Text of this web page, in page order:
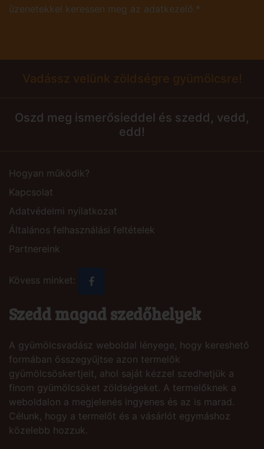
üzenetekkel keressen meg az adatkezelő.*
Vadássz velünk zöldségre gyümölcsre!
Oszd meg ismerősieddel és szedd, vedd,
edd!
Hogyan működik?
Kapcsolat
Adatvédelmi nyilatkozat
Általános felhasználási feltételek
Partnereink
Kövess minket:
Szedd magad szedőhelyek
A gyümölcsvadász weboldal lényege, hogy kereshető
formában összegyűjtse azon termelők
gyümölcsöskertjeit, ahol saját kézzel szedhetjük a
finom gyümölcsöket zöldségeket. A termelőknek a
weboldalon a megjelenés ingyenes és az is marad.
Célunk, hogy a termelőt és a vásárlót egymáshoz
közelebb hozzuk.